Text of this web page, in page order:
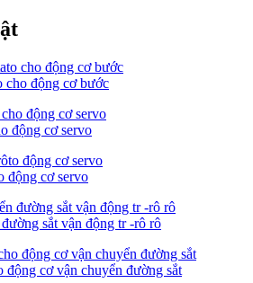
cho động cơ bước
động cơ servo
động cơ servo
sắt vận động tr -rô rô
động cơ vận chuyển đường sắt